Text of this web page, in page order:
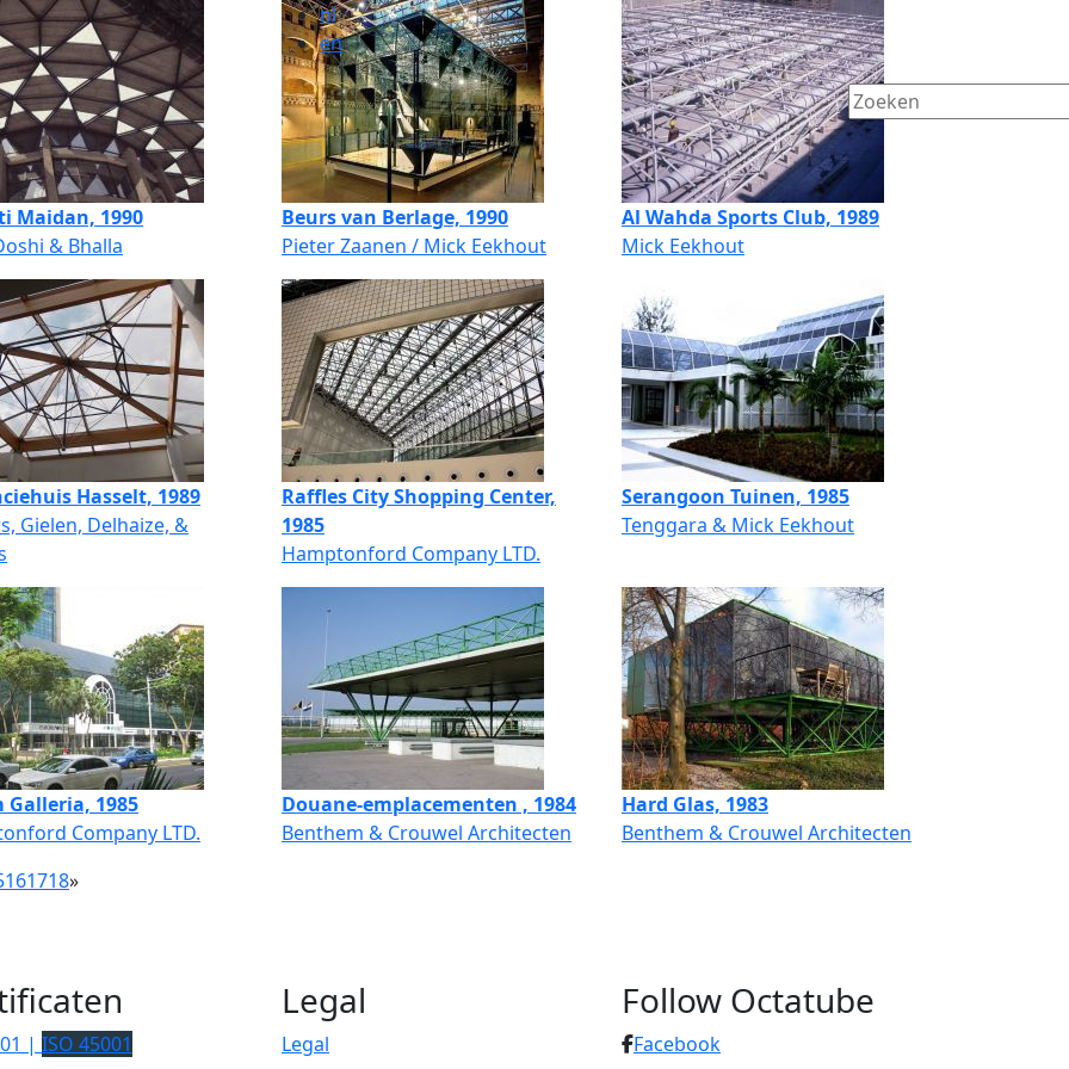
nl
en
Maidan, 1990
& Bhalla
Beurs van Berlage, 1990
Pieter Zaanen / Mick Eekhout
Al Wahda Sports Club, 1989
Mick Eekhout
Hasselt, 1989
Gielen, Delhaize, &
Raffles City Shopping Center,
1985
Hamptonford Company LTD.
Serangoon Tuinen, 1985
Tenggara & Mick Eekhout
Galleria, 1985
Company LTD.
Douane-emplacementen , 1984
Benthem & Crouwel Architecten
Hard Glas, 1983
Benthem & Crouwel Architecten
161718»
| ISO 45001
Legal
Legal
Follow Octatube
Facebook